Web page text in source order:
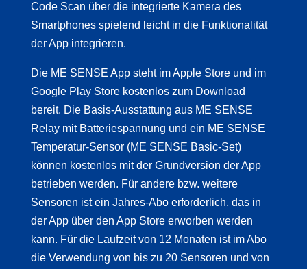
Code Scan über die integrierte Kamera des
Smartphones spielend leicht in die Funktionalität
der App integrieren.
Die ME SENSE App steht im Apple Store und im
Google Play Store kostenlos zum Download
bereit. Die Basis-Ausstattung aus ME SENSE
Relay mit Batteriespannung und ein ME SENSE
Temperatur-Sensor (ME SENSE Basic-Set)
können kostenlos mit der Grundversion der App
betrieben werden. Für andere bzw. weitere
Sensoren ist ein Jahres-Abo erforderlich, das in
der App über den App Store erworben werden
kann. Für die Laufzeit von 12 Monaten ist im Abo
die Verwendung von bis zu 20 Sensoren und von